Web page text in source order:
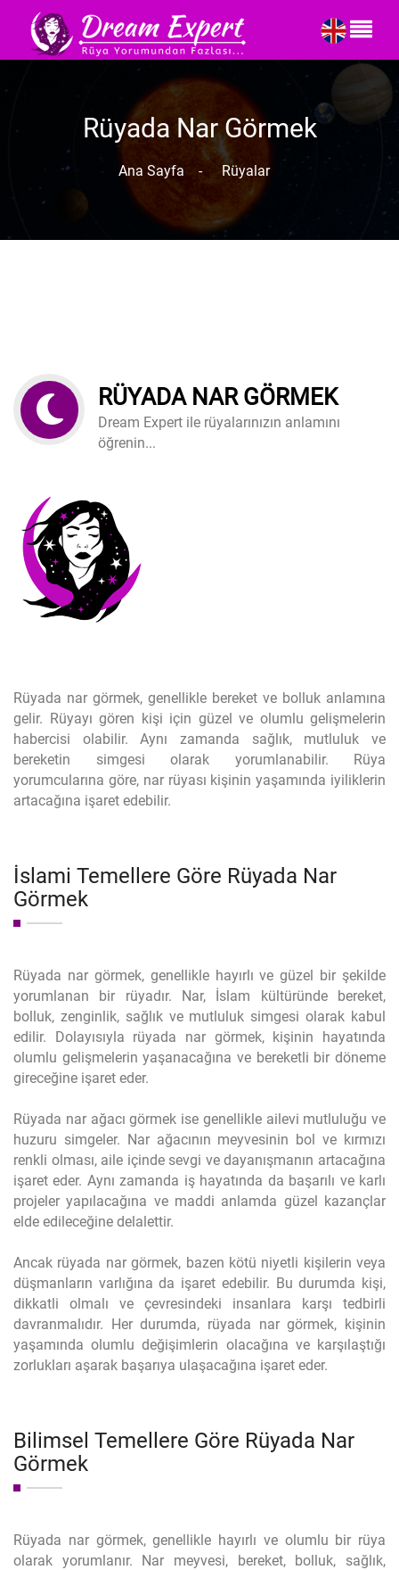
Rüyada Nar Görmek
Ana Sayfa - Rüyalar
RÜYADA NAR GÖRMEK
Dream Expert ile rüyalarınızın anlamını
öğrenin...
Rüyada nar görmek, genellikle bereket ve bolluk anlamına
gelir. Rüyayı gören kişi için güzel ve olumlu gelişmelerin
habercisi olabilir. Aynı zamanda sağlık, mutluluk ve
bereketin simgesi olarak yorumlanabilir. Rüya
yorumcularına göre, nar rüyası kişinin yaşamında iyiliklerin
artacağına işaret edebilir.
İslami Temellere Göre Rüyada Nar
Görmek
Rüyada nar görmek, genellikle hayırlı ve güzel bir şekilde
yorumlanan bir rüyadır. Nar, İslam kültüründe bereket,
bolluk, zenginlik, sağlık ve mutluluk simgesi olarak kabul
edilir. Dolayısıyla rüyada nar görmek, kişinin hayatında
olumlu gelişmelerin yaşanacağına ve bereketli bir döneme
gireceğine işaret eder.
Rüyada nar ağacı görmek ise genellikle ailevi mutluluğu ve
huzuru simgeler. Nar ağacının meyvesinin bol ve kırmızı
renkli olması, aile içinde sevgi ve dayanışmanın artacağına
işaret eder. Aynı zamanda iş hayatında da başarılı ve karlı
projeler yapılacağına ve maddi anlamda güzel kazançlar
elde edileceğine delalettir.
Ancak rüyada nar görmek, bazen kötü niyetli kişilerin veya
düşmanların varlığına da işaret edebilir. Bu durumda kişi,
dikkatli olmalı ve çevresindeki insanlara karşı tedbirli
davranmalıdır. Her durumda, rüyada nar görmek, kişinin
yaşamında olumlu değişimlerin olacağına ve karşılaştığı
zorlukları aşarak başarıya ulaşacağına işaret eder.
Bilimsel Temellere Göre Rüyada Nar
Görmek
Rüyada nar görmek, genellikle hayırlı ve olumlu bir rüya
olarak yorumlanır. Nar meyvesi, bereket, bolluk, sağlık,